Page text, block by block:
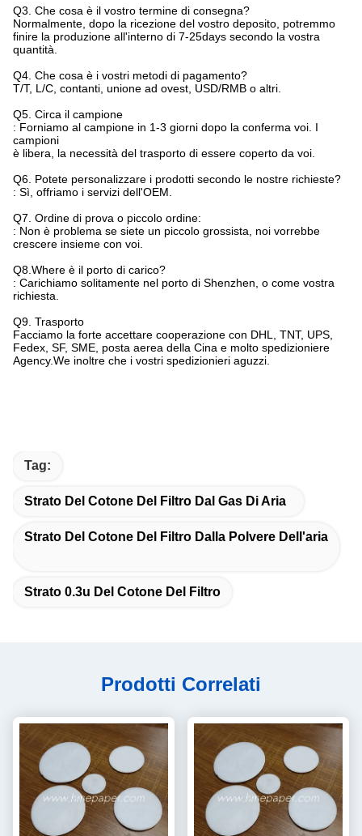
Q3. Che cosa è il vostro termine di consegna?
Normalmente, dopo la ricezione del vostro deposito, potremmo
finire la produzione all'interno di 7-25days secondo la vostra
quantità.
Q4. Che cosa è i vostri metodi di pagamento?
T/T, L/C, contanti, unione ad ovest, USD/RMB o altri.
Q5. Circa il campione
: Forniamo al campione in 1-3 giorni dopo la conferma voi. I
campioni
è libera, la necessità del trasporto di essere coperto da voi.
Q6. Potete personalizzare i prodotti secondo le nostre richieste?
: Sì, offriamo i servizi dell'OEM.
Q7. Ordine di prova o piccolo ordine:
: Non è problema se siete un piccolo grossista, noi vorrebbe
crescere insieme con voi.
Q8.Where è il porto di carico?
: Carichiamo solitamente nel porto di Shenzhen, o come vostra
richiesta.
Q9. Trasporto
Facciamo la forte accettare cooperazione con DHL, TNT, UPS,
Fedex, SF, SME, posta aerea della Cina e molto spedizioniere
Agency.We inoltre che i vostri spedizionieri aguzzi.
Tag:
Strato Del Cotone Del Filtro Dal Gas Di Aria
Strato Del Cotone Del Filtro Dalla Polvere Dell'aria
Strato 0.3u Del Cotone Del Filtro
Prodotti Correlati